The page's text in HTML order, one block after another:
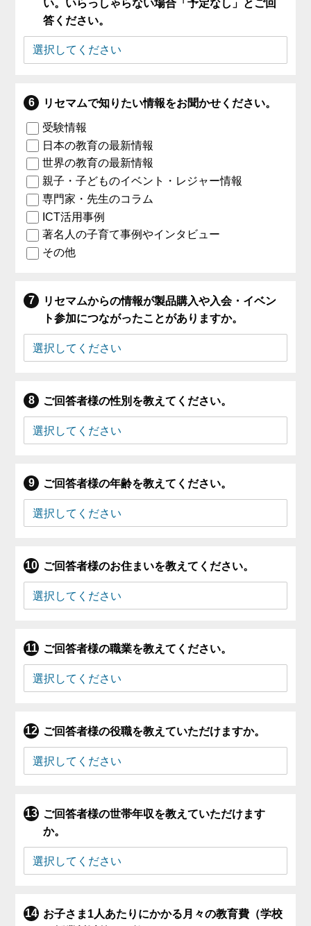
い。いらっしゃらない場合「予定なし」とご回
答ください。
リセマムで知りたい情報をお聞かせください。
受験情報
日本の教育の最新情報
世界の教育の最新情報
親子・子どものイベント・レジャー情報
専門家・先生のコラム
ICT活用事例
著名人の子育て事例やインタビュー
その他
リセマムからの情報が製品購入や入会・イベン
ト参加につながったことがありますか。
ご回答者様の性別を教えてください。
ご回答者様の年齢を教えてください。
ご回答者様のお住まいを教えてください。
ご回答者様の職業を教えてください。
ご回答者様の役職を教えていただけますか。
ご回答者様の世帯年収を教えていただけます
か。
お子さま1人あたりにかかる月々の教育費（学校